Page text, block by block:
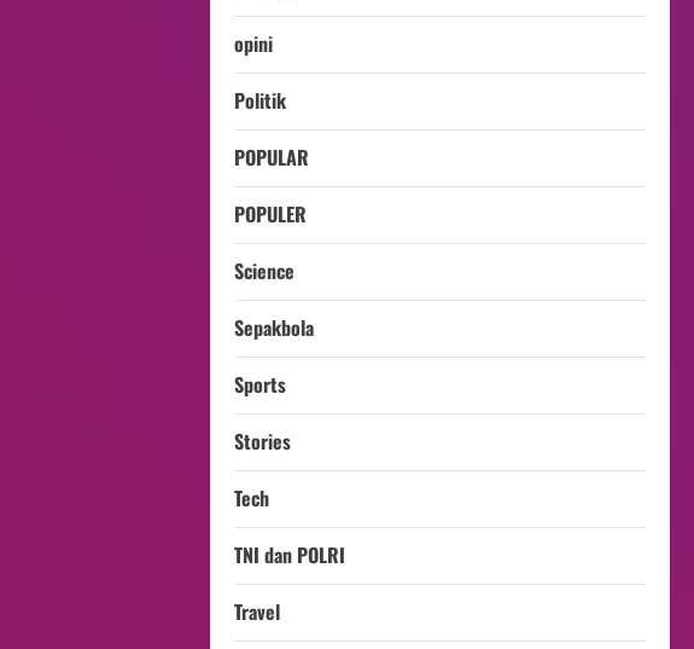
opini
Politik
POPULAR
POPULER
Science
Sepakbola
Sports
Stories
Tech
TNI dan POLRI
Travel